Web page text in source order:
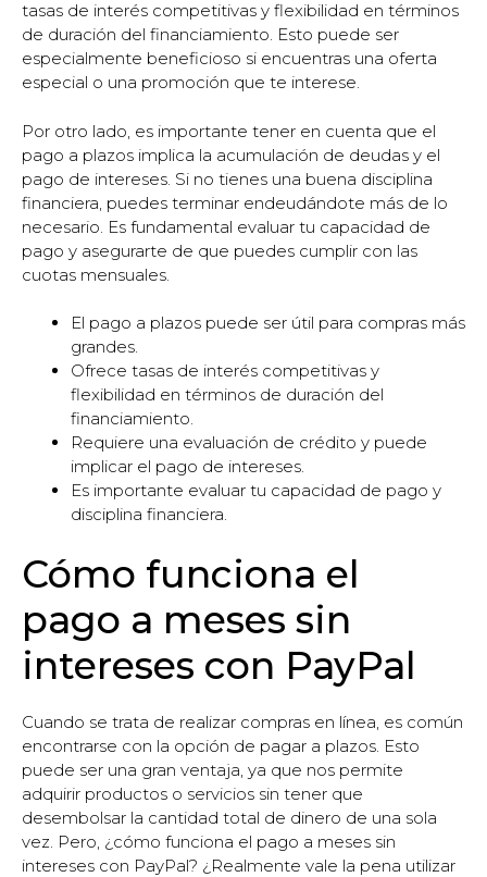
tasas de interés competitivas y flexibilidad en términos
de duración del financiamiento. Esto puede ser
especialmente beneficioso si encuentras una oferta
especial o una promoción que te interese.
Por otro lado, es importante tener en cuenta que el
pago a plazos implica la acumulación de deudas y el
pago de intereses. Si no tienes una buena disciplina
financiera, puedes terminar endeudándote más de lo
necesario. Es fundamental evaluar tu capacidad de
pago y asegurarte de que puedes cumplir con las
cuotas mensuales.
El pago a plazos puede ser útil para compras más
grandes.
Ofrece tasas de interés competitivas y
flexibilidad en términos de duración del
financiamiento.
Requiere una evaluación de crédito y puede
implicar el pago de intereses.
Es importante evaluar tu capacidad de pago y
disciplina financiera.
Cómo funciona el
pago a meses sin
intereses con PayPal
Cuando se trata de realizar compras en línea, es común
encontrarse con la opción de pagar a plazos. Esto
puede ser una gran ventaja, ya que nos permite
adquirir productos o servicios sin tener que
desembolsar la cantidad total de dinero de una sola
vez. Pero, ¿cómo funciona el pago a meses sin
intereses con PayPal? ¿Realmente vale la pena utilizar